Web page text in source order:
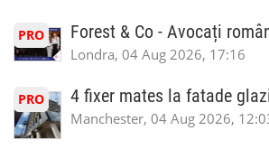
PRO Forest & Co - Avocați
Londra, 04 Aug 2026, 17:16
PRO 4 fixer mates la fatade
Manchester, 04 Aug 2026,